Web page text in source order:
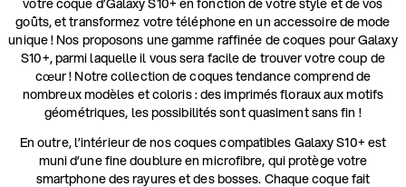
goûts, et transformez votre téléphone en un accessoire de mode
unique ! Nos proposons une gamme raffinée de coques pour Galaxy
S10+, parmi laquelle il vous sera facile de trouver votre coup de
cœur ! Notre collection de coques tendance comprend de
nombreux modèles et coloris : des imprimés floraux aux motifs
géométriques, les possibilités sont quasiment sans fin !
En outre, l’intérieur de nos coques compatibles Galaxy S10+ est
muni d’une fine doublure en microfibre, qui protège votre
smartphone des rayures et des bosses. Chaque coque fait